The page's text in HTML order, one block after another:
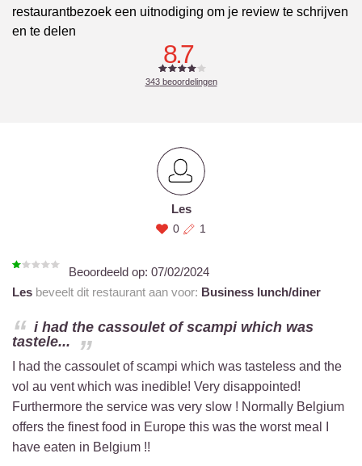
restaurantbezoek een uitnodiging om je review te schrijven
en te delen
8.7
343beoordelingen
Les
0 1
Beoordeeld op: 07/02/2024
Les beveelt dit restaurant aan voor: Business lunch/diner
i had the cassoulet of scampi which was
tastele...
I had the cassoulet of scampi which was tasteless and the
vol au vent which was inedible! Very disappointed!
Furthermore the service was very slow ! Normally Belgium
offers the finest food in Europe this was the worst meal I
have eaten in Belgium !!